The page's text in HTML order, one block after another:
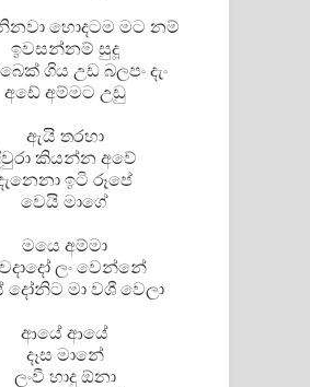
හොදටම මට නම්
ඉවසන්නම් සුදූ
ගිය උඩ බලපං දැං
අඩේ අම්මට උඩු
ඇයි තරහා
කියන්න අවේ
ඉටි රූපේ
වෙයි මාගේ
මයෙ අම්මා
ලං වෙන්නේ
දෝනිට මා වශී වෙලා
ආයේ ආයේ
දෑස මානේ
ලංවී හාදු ඕනා